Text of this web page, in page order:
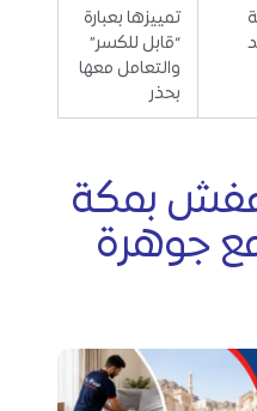
تمييزها بعبارة
“قابل للكسر”
والتعامل معها
بحذر
بمكة
مع جوهرة